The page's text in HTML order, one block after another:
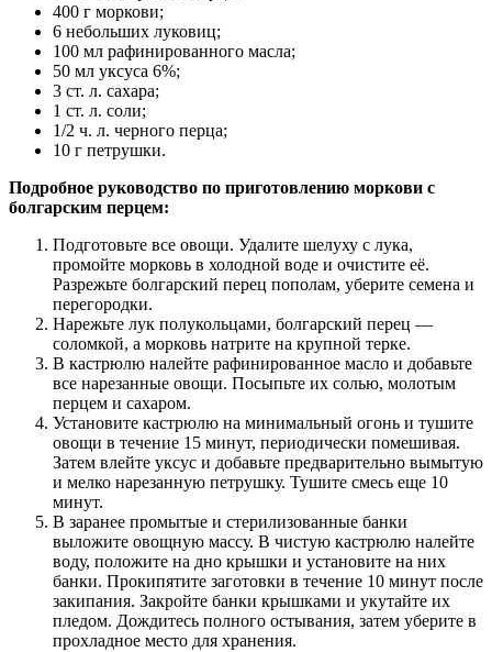
400 г моркови;
6 небольших луковиц;
100 мл рафинированного масла;
50 мл уксуса 6%;
3 ст. л. сахара;
1 ст. л. соли;
1/2 ч. л. черного перца;
10 г петрушки.
Подробное руководство по приготовлению моркови с
болгарским перцем:
Подготовьте все овощи. Удалите шелуху с лука,
промойте морковь в холодной воде и очистите её.
Разрежьте болгарский перец пополам, уберите семена и
перегородки.
Нарежьте лук полукольцами, болгарский перец —
соломкой, а морковь натрите на крупной терке.
В кастрюлю налейте рафинированное масло и добавьте
все нарезанные овощи. Посыпьте их солью, молотым
перцем и сахаром.
Установите кастрюлю на минимальный огонь и тушите
овощи в течение 15 минут, периодически помешивая.
Затем влейте уксус и добавьте предварительно вымытую
и мелко нарезанную петрушку. Тушите смесь еще 10
минут.
В заранее промытые и стерилизованные банки
выложите овощную массу. В чистую кастрюлю налейте
воду, положите на дно крышки и установите на них
банки. Прокипятите заготовки в течение 10 минут после
закипания. Закройте банки крышками и укутайте их
пледом. Дождитесь полного остывания, затем уберите в
прохладное место для хранения.